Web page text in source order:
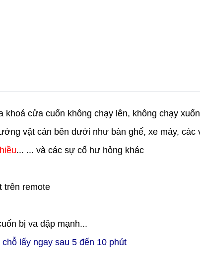
khoá cửa cuốn không chạy lên, không chạy
vật cản bên dưới như bàn ghế, xe máy, các
... ... và các sự cố hư hỏng khác
trên remote
bị va dập mạnh...
chỗ lấy ngay sau 5 đến 10 phút